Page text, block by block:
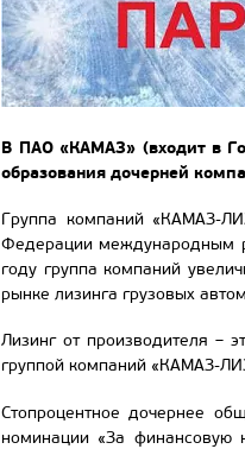
В ПАО «КАМАЗ» (входит в
образования дочерней
Группа компаний «КАМАЗ-
Федерации международным
году группа компаний
рынке лизинга грузовых
Лизинг от производителя –
группой компаний «КАМАЗ-
Стопроцентное дочернее
номинации «За финансовую